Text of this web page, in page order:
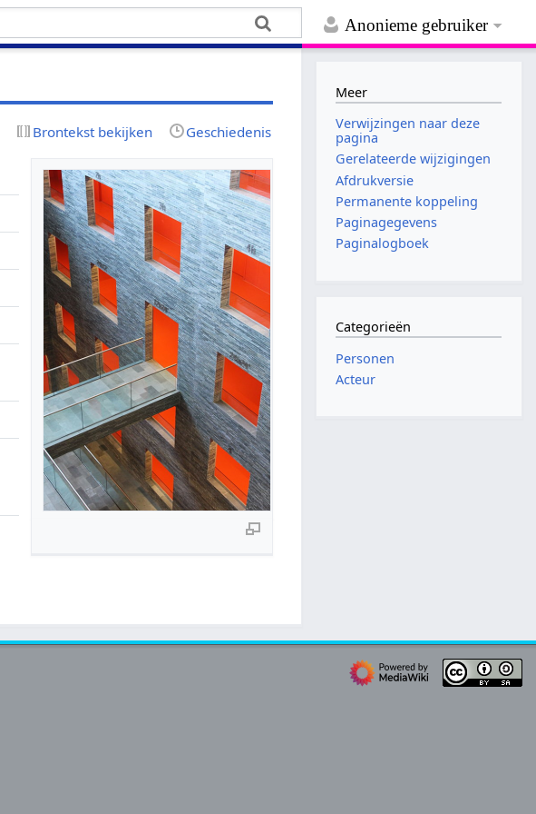
Anonieme gebruiker
Brontekst bekijken Geschiedenis
Meer
Verwijzingen naar deze
pagina
Gerelateerde wijzigingen
Afdrukversie
Permanente koppeling
Paginagegevens
Paginalogboek
Categorieën
Personen
Acteur